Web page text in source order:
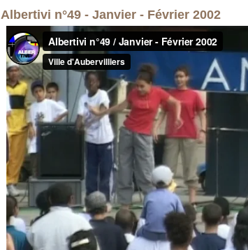
Albertivi n°49 - Janvier - Février 2002